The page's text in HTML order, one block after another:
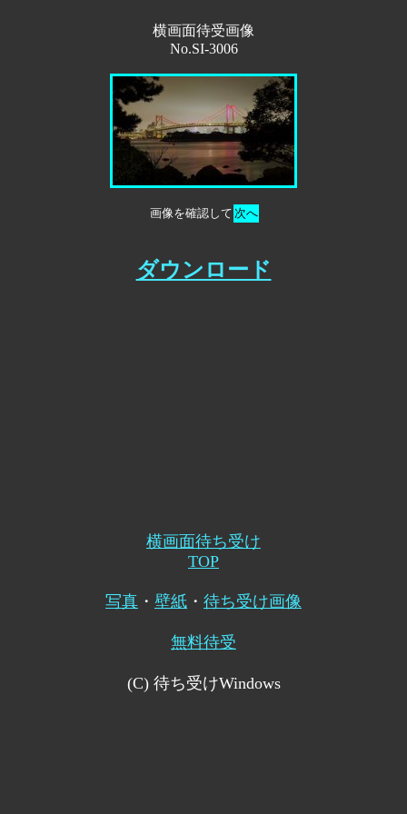
横画面待受画像
No.SI-3006
画像を確認して 次へ
ダウンロード
横画面待ち受け
TOP
写真 ・ 壁紙 ・ 待ち受け画像
無料待受
(C) 待ち受けWindows